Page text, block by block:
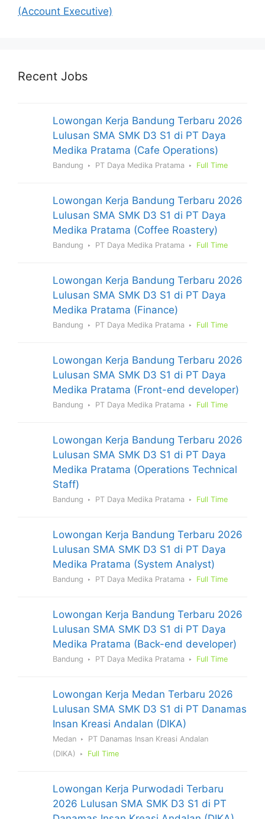
(Account Executive)
Recent Jobs
Lowongan Kerja Bandung Terbaru 2026
Lulusan SMA SMK D3 S1 di PT Daya
Medika Pratama (Cafe Operations)
Bandung PT Daya Medika Pratama Full Time
Lowongan Kerja Bandung Terbaru 2026
Lulusan SMA SMK D3 S1 di PT Daya
Medika Pratama (Coffee Roastery)
Bandung PT Daya Medika Pratama Full Time
Lowongan Kerja Bandung Terbaru 2026
Lulusan SMA SMK D3 S1 di PT Daya
Medika Pratama (Finance)
Bandung PT Daya Medika Pratama Full Time
Lowongan Kerja Bandung Terbaru 2026
Lulusan SMA SMK D3 S1 di PT Daya
Medika Pratama (Front-end developer)
Bandung PT Daya Medika Pratama Full Time
Lowongan Kerja Bandung Terbaru 2026
Lulusan SMA SMK D3 S1 di PT Daya
Medika Pratama (Operations Technical
Staff)
Bandung PT Daya Medika Pratama Full Time
Lowongan Kerja Bandung Terbaru 2026
Lulusan SMA SMK D3 S1 di PT Daya
Medika Pratama (System Analyst)
Bandung PT Daya Medika Pratama Full Time
Lowongan Kerja Bandung Terbaru 2026
Lulusan SMA SMK D3 S1 di PT Daya
Medika Pratama (Back-end developer)
Bandung PT Daya Medika Pratama Full Time
Lowongan Kerja Medan Terbaru 2026
Lulusan SMA SMK D3 S1 di PT Danamas
Insan Kreasi Andalan (DIKA)
Medan
PT Danamas Insan Kreasi Andalan
(DIKA)
Full Time
Lowongan Kerja Purwodadi Terbaru
2026 Lulusan SMA SMK D3 S1 di PT